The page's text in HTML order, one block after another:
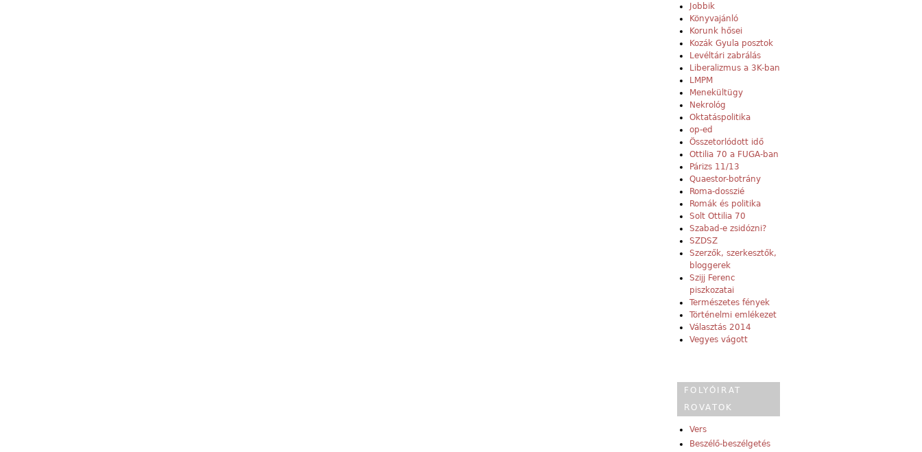
Jobbik
Könyvajánló
Korunk hősei
Kozák Gyula posztok
Levéltári zabrálás
Liberalizmus a 3K-ban
LMPM
Menekültügy
Nekrológ
Oktatáspolitika
op-ed
Összetorlódott idő
Ottilia 70 a FUGA-ban
Párizs 11/13
Quaestor-botrány
Roma-dosszié
Romák és politika
Solt Ottilia 70
Szabad-e zsidózni?
SZDSZ
Szerzők, szerkesztők,
bloggerek
Szijj Ferenc
piszkozatai
Természetes fények
Történelmi emlékezet
Választás 2014
Vegyes vágott
FOLYÓIRAT
ROVATOK
Vers
Beszélő-beszélgetés